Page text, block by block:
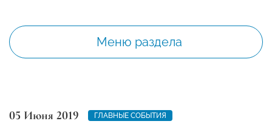
Меню раздела
05 Июня 2019 ГЛАВНЫЕ СОБЫТИЯ